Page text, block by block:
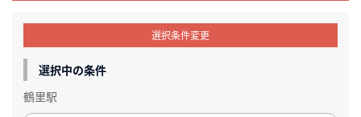
選択条件変更
選択中の条件
鶴里駅